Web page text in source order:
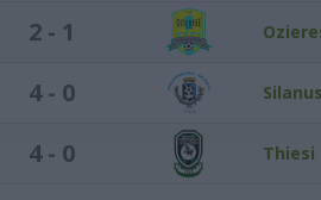
2 - 1
4 - 0 Silanus
4 - 0 Thiesi